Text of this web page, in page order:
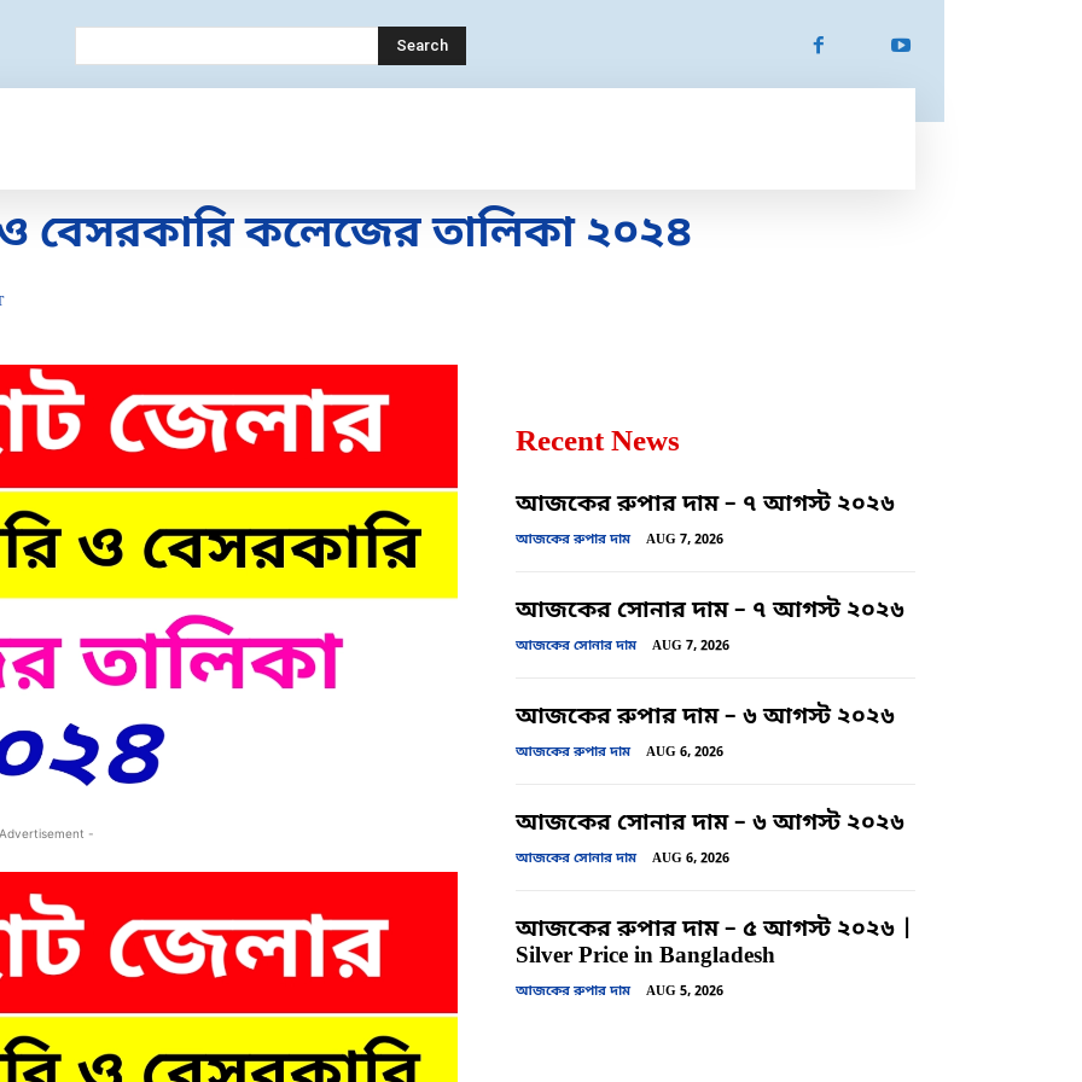
Search
বেসরকারি কলেজের তালিকা ২০২৪
-
Recent News
আজকের রুপার দাম – ৭ আগস্ট ২০২৬
আজকের রুপার দাম AUG 7, 2026
আজকের সোনার দাম – ৭ আগস্ট ২০২৬
আজকের সোনার দাম AUG 7, 2026
আজকের রুপার দাম – ৬ আগস্ট ২০২৬
আজকের রুপার দাম AUG 6, 2026
আজকের সোনার দাম – ৬ আগস্ট ২০২৬
আজকের সোনার দাম AUG 6, 2026
আজকের রুপার দাম – ৫ আগস্ট ২০২৬ |
Silver Price in Bangladesh
আজকের রুপার দাম AUG 5, 2026